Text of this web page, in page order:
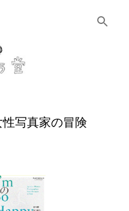
コンテンツに移動
写真家の冒険